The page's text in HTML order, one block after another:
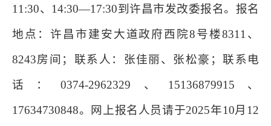
11:30、14:30—17:30到许昌市发改委报名。报名
地点：许昌市建安大道政府西院8号楼8311、
8243房间；联系人：张佳丽、张松豪；联系电
话：0374-2962329、15136879915、
17634730848。网上报名人员请于2025年10月12